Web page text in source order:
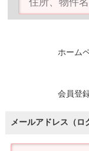
ホーム
会員登
メールアドレス（ロ